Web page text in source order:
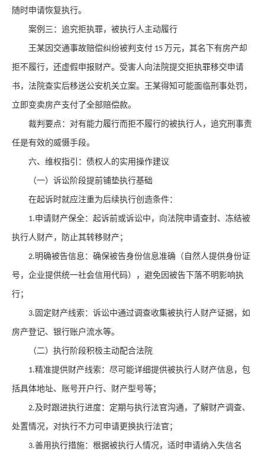
随时申请恢复执行。
案例三：追究拒执罪，被执行人主动履行
王某因交通事故赔偿纠纷被判支付 15 万元，其名下有房产却
拒不履行，还虚假申报财产。受害人向法院提交拒执罪移交申请
书，法院查实后移送公安机关立案。王某得知可能面临刑事处罚，
立即变卖房产支付了全部赔偿款。
裁判要点 ：对有能力履行而拒不履行的被执行人，追究刑事责
任是有效的威慑手段。
六、维权指引：债权人的实用操作建议
（一）诉讼阶段提前铺垫执行基础
在起诉时就应注重为后续执行创造条件：
1.申请财产保全：起诉前或诉讼中，向法院申请查封、冻结被
执行人财产，防止其转移财产；
2.明确被告信息：确保被告身份信息准确（自然人提供身份证
号，企业提供统一社会信用代码），避免因被告下落不明影响执
行；
3. 固定财产线索：诉讼中通过调查收集被执行人财产证据，如
房产登记、银行账户流水等。
（二）执行阶段积极主动配合法院
1.精准提供财产线索：尽可能详细提供被执行人财产信息，包
括具体地址、账号开户行、财产型号等；
2.及时跟进执行进度：定期与执行法官沟通，了解财产调查、
处置情况，对执行不力可申请更换执行法官；
3.善用执行措施：根据被执行人情况，适时申请纳入失信名